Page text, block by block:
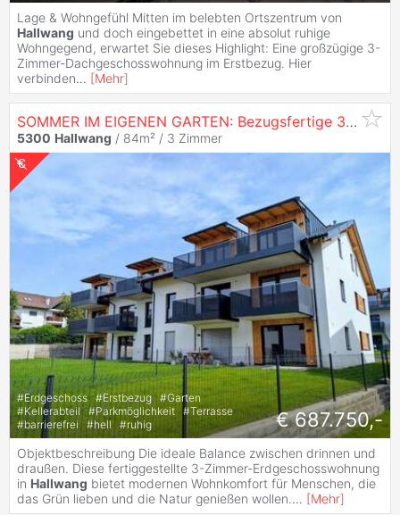
Lage & Wohngefühl Mitten im belebten Ortszentrum von
Hallwang und doch eingebettet in eine absolut ruhige
Wohngegend, erwartet Sie dieses Highlight: Eine großzügige 3-
Zimmer-Dachgeschosswohnung im Erstbezug. Hier
verbinden... [Mehr]
SOMMER IM EIGENEN GARTEN: Bezugsfertige 3-Zimmer-
5300 Hallwang / 84m² / 3 Zimmer
#Erdgeschoss #Erstbezug #Garten
#Kellerabteil #Parkmöglichkeit #Terrasse
#barrierefrei #hell #ruhig € 687.750,-
Objektbeschreibung Die ideale Balance zwischen drinnen und
draußen. Diese fertiggestellte 3-Zimmer-Erdgeschosswohnung
in Hallwang bietet modernen Wohnkomfort für Menschen, die
das Grün lieben und die Natur genießen wollen.... [Mehr]